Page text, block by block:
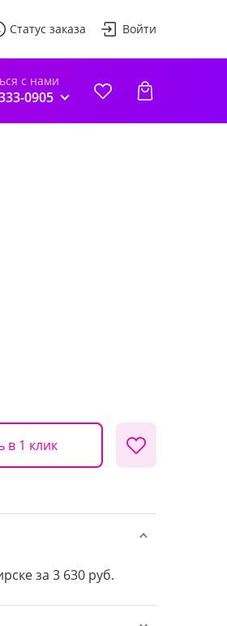
Статус заказа Войти
с нами
0905
в 1 клик
за 3 630 руб.